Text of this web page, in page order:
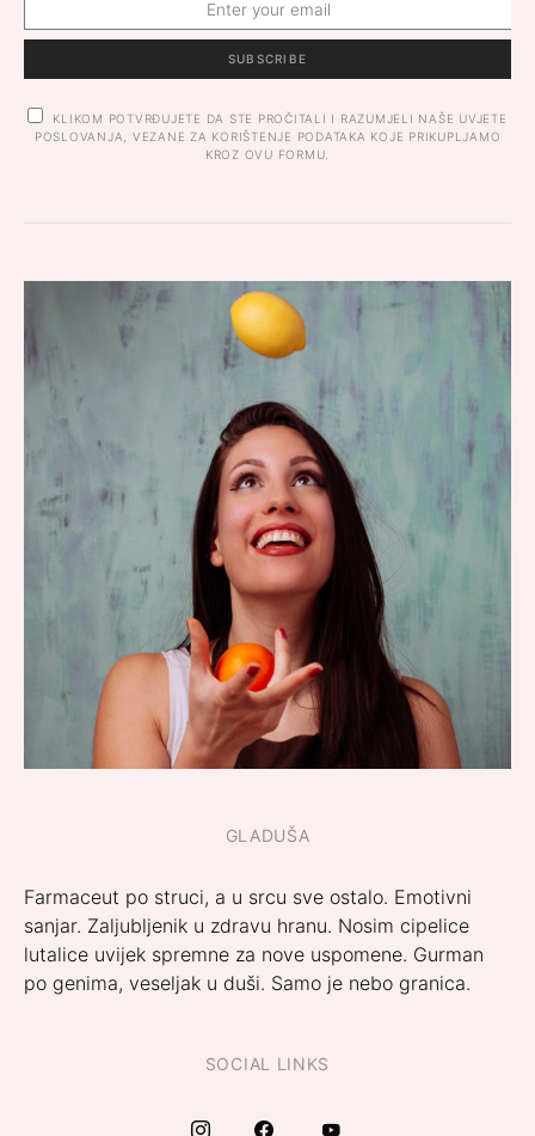
SUBSCRIBE
KLIKOM POTVRĐUJETE DA STE PROČITALI I RAZUMJELI NAŠE UVJETE
POSLOVANJA, VEZANE ZA KORIŠTENJE PODATAKA KOJE PRIKUPLJAMO
KROZ OVU FORMU.
GLADUŠA
Farmaceut po struci, a u srcu sve ostalo. Emotivni
sanjar. Zaljubljenik u zdravu hranu. Nosim cipelice
lutalice uvijek spremne za nove uspomene. Gurman
po genima, veseljak u duši. Samo je nebo granica.
SOCIAL LINKS